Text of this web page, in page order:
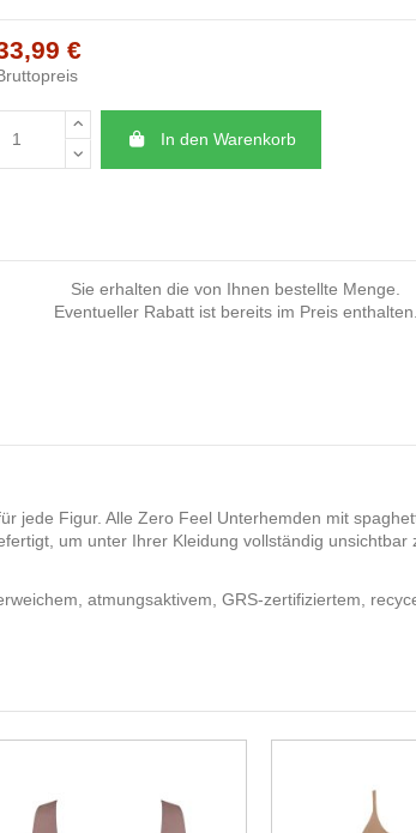
€
In den Warenkorb
Sie erhalten die von Ihnen bestellte Menge.
Eventueller Rabatt ist bereits im Preis enthalten.
jede Figur. Alle Zero Feel Unterhemden mit
um unter Ihrer Kleidung vollständig
atmungsaktivem, GRS-zertifiziertem,